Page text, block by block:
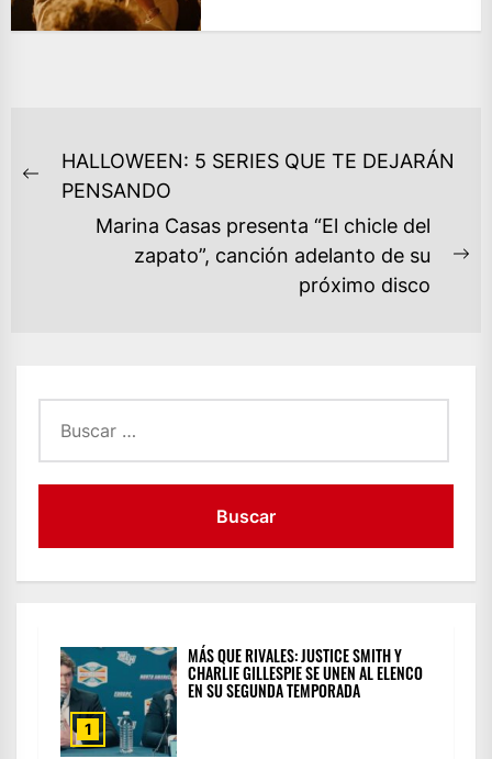
NAVEGACIÓN
DE
ENTRADAS
Previous
HALLOWEEN: 5 SERIES QUE TE DEJARÁN
PENSANDO
Marina Casas presenta “El chicle del
zapato”, canción adelanto de su
próximo disco
1
MÁS QUE RIVALES: JUSTICE SMITH Y
CHARLIE GILLESPIE SE UNEN AL ELENCO
EN SU SEGUNDA TEMPORADA